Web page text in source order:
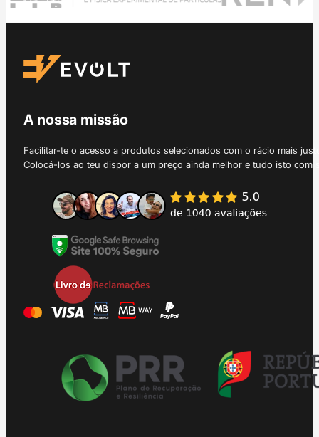
A nossa missão
Facilitar-te o acesso a produtos selecionados com o rácio mais
Colocá-los ao teu dispor a um preço ainda melhor e tudo isto